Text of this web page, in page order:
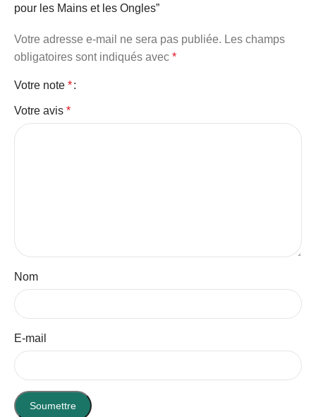
pour les Mains et les Ongles”
Votre adresse e-mail ne sera pas publiée. Les champs
obligatoires sont indiqués avec *
Votre note *
Votre avis *
Nom
E-mail